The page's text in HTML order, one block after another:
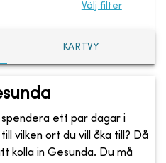
Välj filter
KARTVY
ett par dagar i
vilken ort du vill åka till? Då
kolla in Gesunda. Du må